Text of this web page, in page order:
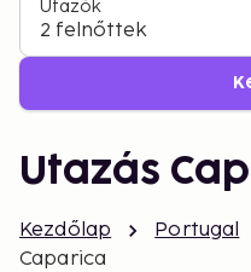
Utazók
2 felnőttek
Utazás
Kezdőlap Portugal
Caparica